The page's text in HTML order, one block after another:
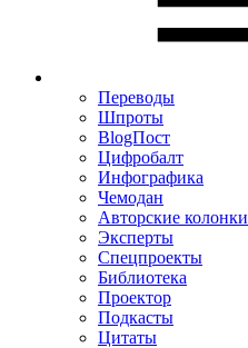
Переводы
Шпроты
BlogПост
Цифробалт
Инфографика
Чемодан
Авторские колонки
Эксперты
Спецпроекты
Библиотека
Проектор
Подкасты
Цитаты